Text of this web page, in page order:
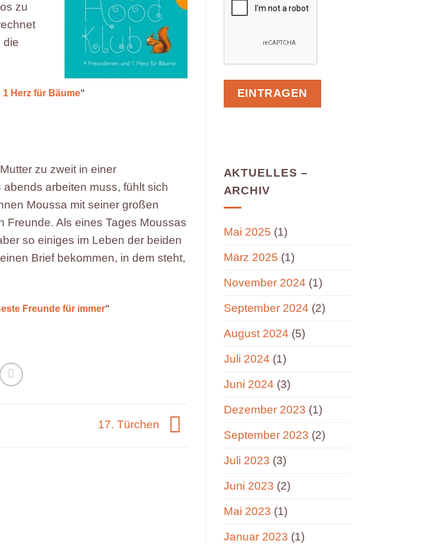
zu
die
Herz für Bäume“
zu zweit in einer
arbeiten muss, fühlt sich
Moussa mit seiner großen
Freunde. Als eines Tages Moussas
so einiges im Leben der beiden
Brief bekommen, in dem steht,
Freunde für immer“
17. Türchen
AKTUELLES –
ARCHIV
Mai 2025 (1)
März 2025 (1)
November 2024 (1)
September 2024 (2)
August 2024 (5)
Juli 2024 (1)
Juni 2024 (3)
Dezember 2023 (1)
September 2023 (2)
Juli 2023 (3)
Juni 2023 (2)
Mai 2023 (1)
Januar 2023 (1)